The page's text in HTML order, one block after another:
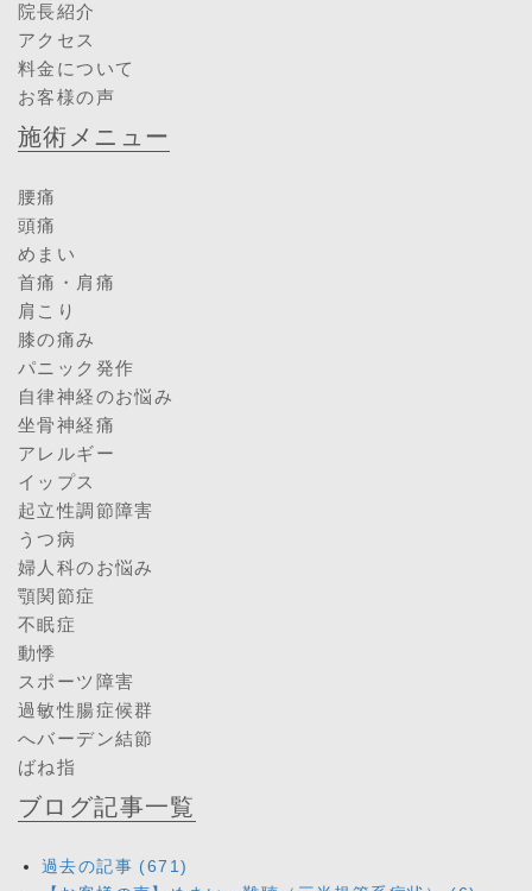
院長紹介
アクセス
料金について
お客様の声
施術メニュー
腰痛
頭痛
めまい
首痛・肩痛
肩こり
膝の痛み
パニック発作
自律神経のお悩み
坐骨神経痛
アレルギー
イップス
起立性調節障害
うつ病
婦人科のお悩み
顎関節症
不眠症
動悸
スポーツ障害
過敏性腸症候群
へバーデン結節
ばね指
ブログ記事一覧
過去の記事 (671)